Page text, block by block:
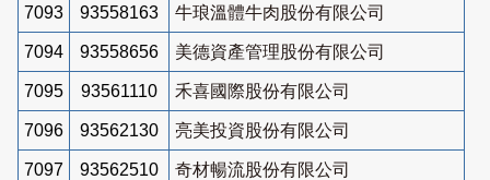
7093 93558163 牛琅溫體牛肉股份有限公司
7094 93558656 美德資產管理股份有限公司
7095 93561110 禾喜國際股份有限公司
7096 93562130 亮美投資股份有限公司
7097 93562510 奇材暢流股份有限公司